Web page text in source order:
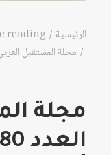
الرئيسية
reading
مجلة المستقبل العربي العدد 380 تشرين
مجلة